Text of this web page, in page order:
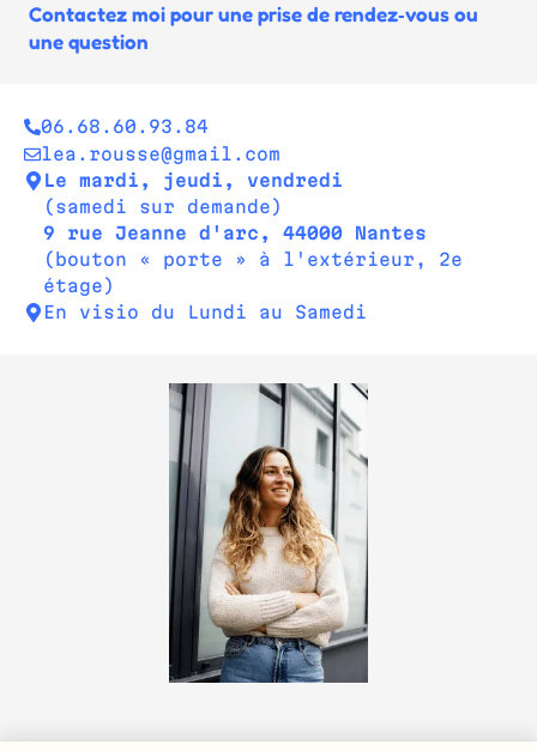
Contactez moi pour une prise de rendez‑vous ou
une question
06.68.60.93.84
lea.rousse@gmail.com
Le mardi, jeudi, vendredi
(samedi sur demande)
9 rue Jeanne d'arc, 44000 Nantes
(bouton « porte » à l'extérieur, 2e
étage)
En visio du Lundi au Samedi